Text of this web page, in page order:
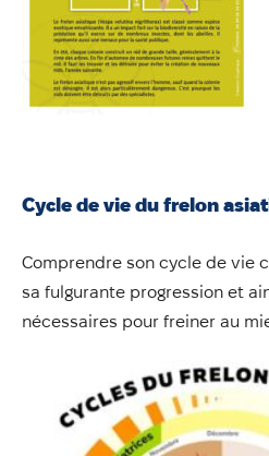
Cycle de vie du frelon
Comprendre son cycle de vie
sa fulgurante progression et
nécessaires pour freiner au